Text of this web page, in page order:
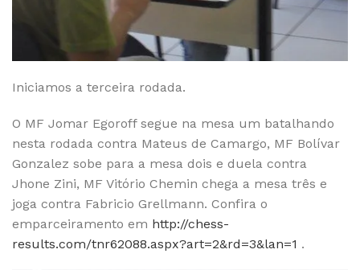
Iniciamos a terceira rodada.
O MF Jomar Egoroff segue na mesa um batalhando
nesta rodada contra Mateus de Camargo, MF Bolívar
Gonzalez sobe para a mesa dois e duela contra
Jhone Zini, MF Vitório Chemin chega a mesa três e
joga contra Fabricio Grellmann. Confira o
emparceiramento em http://chess-
results.com/tnr62088.aspx?art=2&rd=3&lan=1 .